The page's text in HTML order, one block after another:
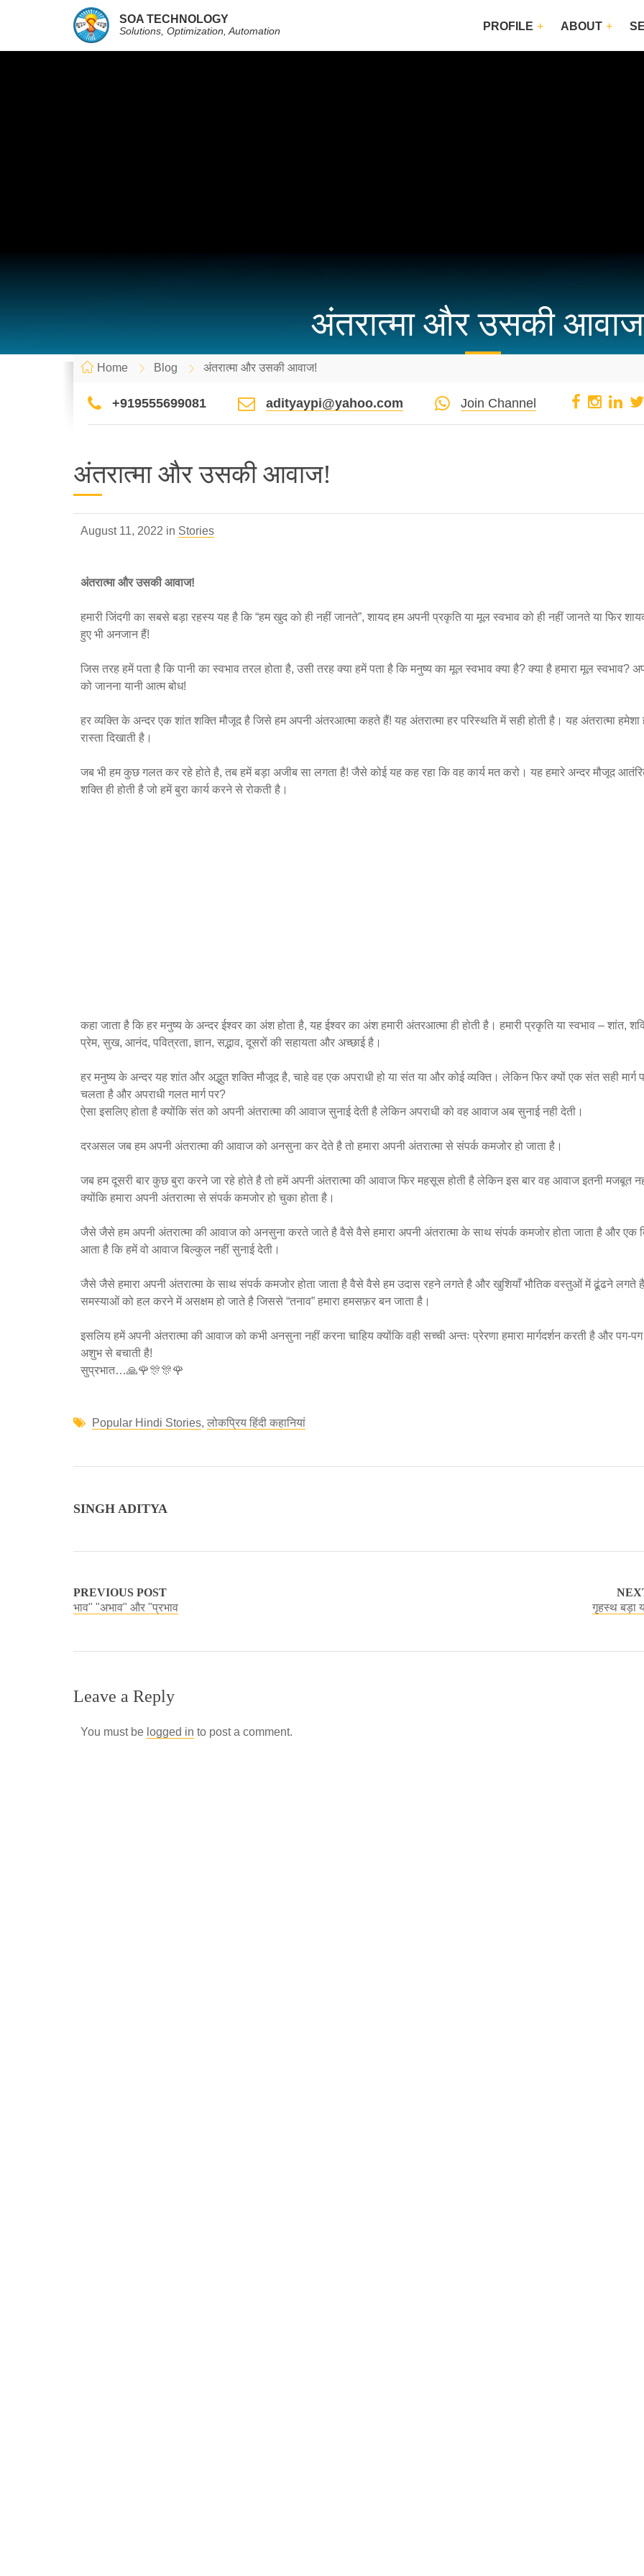
SOA TECHNOLOGY
Solutions, Optimization, Automation PROFILE ABOUT
अंतरात्मा और उसकी
Home Blog अंतरात्मा और उसकी आवाज!
+919555699081 adityaypi@yahoo.com Join Channel
अंतरात्मा और उसकी आवाज!
August 11, 2022 in Stories
अंतरात्मा और उसकी आवाज!
हमारी जिंदगी का सबसे बड़ा रहस्य यह है कि “हम खुद को ही नहीं जानते”, शायद हम अपनी प्रकृति या मूल स्वभाव को ही नहीं जानते या फिर
हुए भी अनजान हैं!
जिस तरह हमें पता है कि पानी का स्वभाव तरल होता है, उसी तरह क्या हमें पता है कि मनुष्य का मूल स्वभाव क्या है? क्या है हमारा मूल स्वभाव?
को जानना यानी आत्म बोध!
हर व्यक्ति के अन्दर एक शांत शक्ति मौजूद है जिसे हम अपनी अंतरआत्मा कहते हैं! यह अंतरात्मा हर परिस्थति में सही होती है। यह अंतरात्मा हमेशा
रास्ता दिखाती है।
जब भी हम कुछ गलत कर रहे होते है, तब हमें बड़ा अजीब सा लगता है! जैसे कोई यह कह रहा कि वह कार्य मत करो। यह हमारे अन्दर मौजूद
शक्ति ही होती है जो हमें बुरा कार्य करने से रोकती है।
कहा जाता है कि हर मनुष्य के अन्दर ईश्वर का अंश होता है, यह ईश्वर का अंश हमारी अंतरआत्मा ही होती है। हमारी प्रकृति या स्वभाव – शांत,
प्रेम, सुख, आनंद, पवित्रता, ज्ञान, सद्भाव, दूसरों की सहायता और अच्छाई है।
हर मनुष्य के अन्दर यह शांत और अद्भुत शक्ति मौजूद है, चाहे वह एक अपराधी हो या संत या और कोई व्यक्ति। लेकिन फिर क्यों एक संत सही मार्ग
चलता है और अपराधी गलत मार्ग पर?
ऐसा इसलिए होता है क्योंकि संत को अपनी अंतरात्मा की आवाज सुनाई देती है लेकिन अपराधी को वह आवाज अब सुनाई नही देती।
दरअसल जब हम अपनी अंतरात्मा की आवाज को अनसुना कर देते है तो हमारा अपनी अंतरात्मा से संपर्क कमजोर हो जाता है।
जब हम दूसरी बार कुछ बुरा करने जा रहे होते है तो हमें अपनी अंतरात्मा की आवाज फिर महसूस होती है लेकिन इस बार वह आवाज इतनी मजबूत
क्योंकि हमारा अपनी अंतरात्मा से संपर्क कमजोर हो चुका होता है।
जैसे जैसे हम अपनी अंतरात्मा की आवाज को अनसुना करते जाते है वैसे वैसे हमारा अपनी अंतरात्मा के साथ संपर्क कमजोर होता जाता है और एक
आता है कि हमें वो आवाज बिल्कुल नहीं सुनाई देती।
जैसे जैसे हमारा अपनी अंतरात्मा के साथ संपर्क कमजोर होता जाता है वैसे वैसे हम उदास रहने लगते है और खुशियाँ भौतिक वस्तुओं में ढूंढने लगते
समस्याओं को हल करने में असक्षम हो जाते है जिससे “तनाव” हमारा हमसफ़र बन जाता है।
इसलिय हमें अपनी अंतरात्मा की आवाज को कभी अनसुना नहीं करना चाहिय क्योंकि वही सच्ची अन्तः प्रेरणा हमारा मार्गदर्शन करती है और पग-
अशुभ से बचाती है!
सुप्रभात…🙏🌹🎊🎊🌹
Popular Hindi Stories, लोकप्रिय हिंदी कहानियां
SINGH ADITYA
PREVIOUS POST
भाव" "अभाव" और "प्रभाव
गृहस्थ बड़ा
Leave a Reply
You must be logged in to post a comment.